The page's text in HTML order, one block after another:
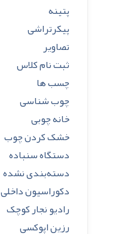
پتینه
پیکرتراشی
تصاویر
ثبت نام کلاس
چسب ها
چوب شناسی
خانه چوبی
خشک کردن چوب
دستگاه سنباده
دسته‌بندی نشده
دکوراسیون داخلی
رادیو نجار کوچک
رزین اپوکسی